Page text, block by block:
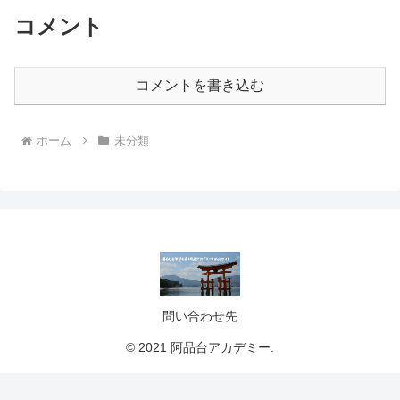
コメント
コメントを書き込む
ホーム 未分類
問い合わせ先
© 2021 阿品台アカデミー.